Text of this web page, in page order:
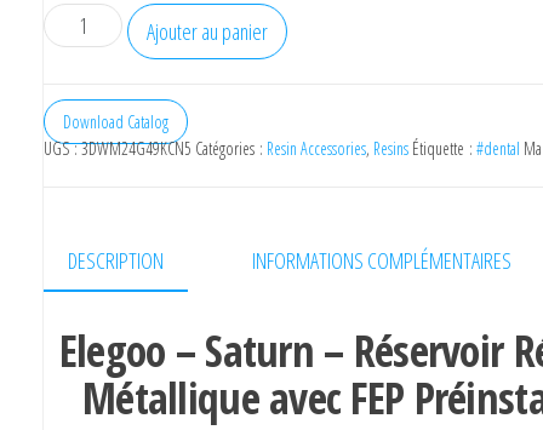
quantité
de
Sonic
Mitghy
Tank
Ajouter au panier
Download Catalog
UGS :3DWM24G49KCN5 Catégories : Resin Accessories, Resins Étiquette : #dental
DESCRIPTION INFORMATIONS COMPLÉMENTAIRES
Elegoo – Saturn – Réservoir
Métallique avec FEP